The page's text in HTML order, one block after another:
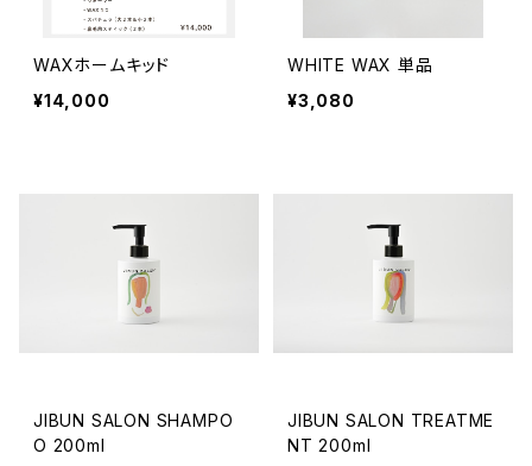
WAXホームキッド
¥14,000
WHITE WAX 単品
¥3,080
JIBUN SALON SHAMPO
O 200ml
JIBUN SALON TREATME
NT 200ml